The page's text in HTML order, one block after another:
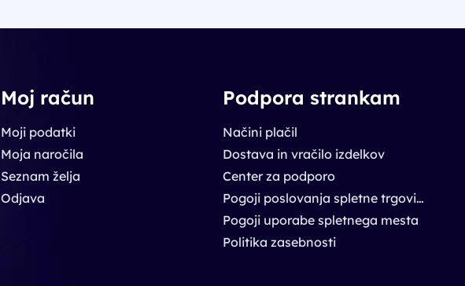
Moj račun
Moji podatki
Moja naročila
Seznam želja
Odjava
Podpora strankam
Načini plačil
Dostava in vračilo izdelkov
Center za podporo
Pogoji poslovanja spletne trgovine
Pogoji uporabe spletnega mesta
Politika zasebnosti